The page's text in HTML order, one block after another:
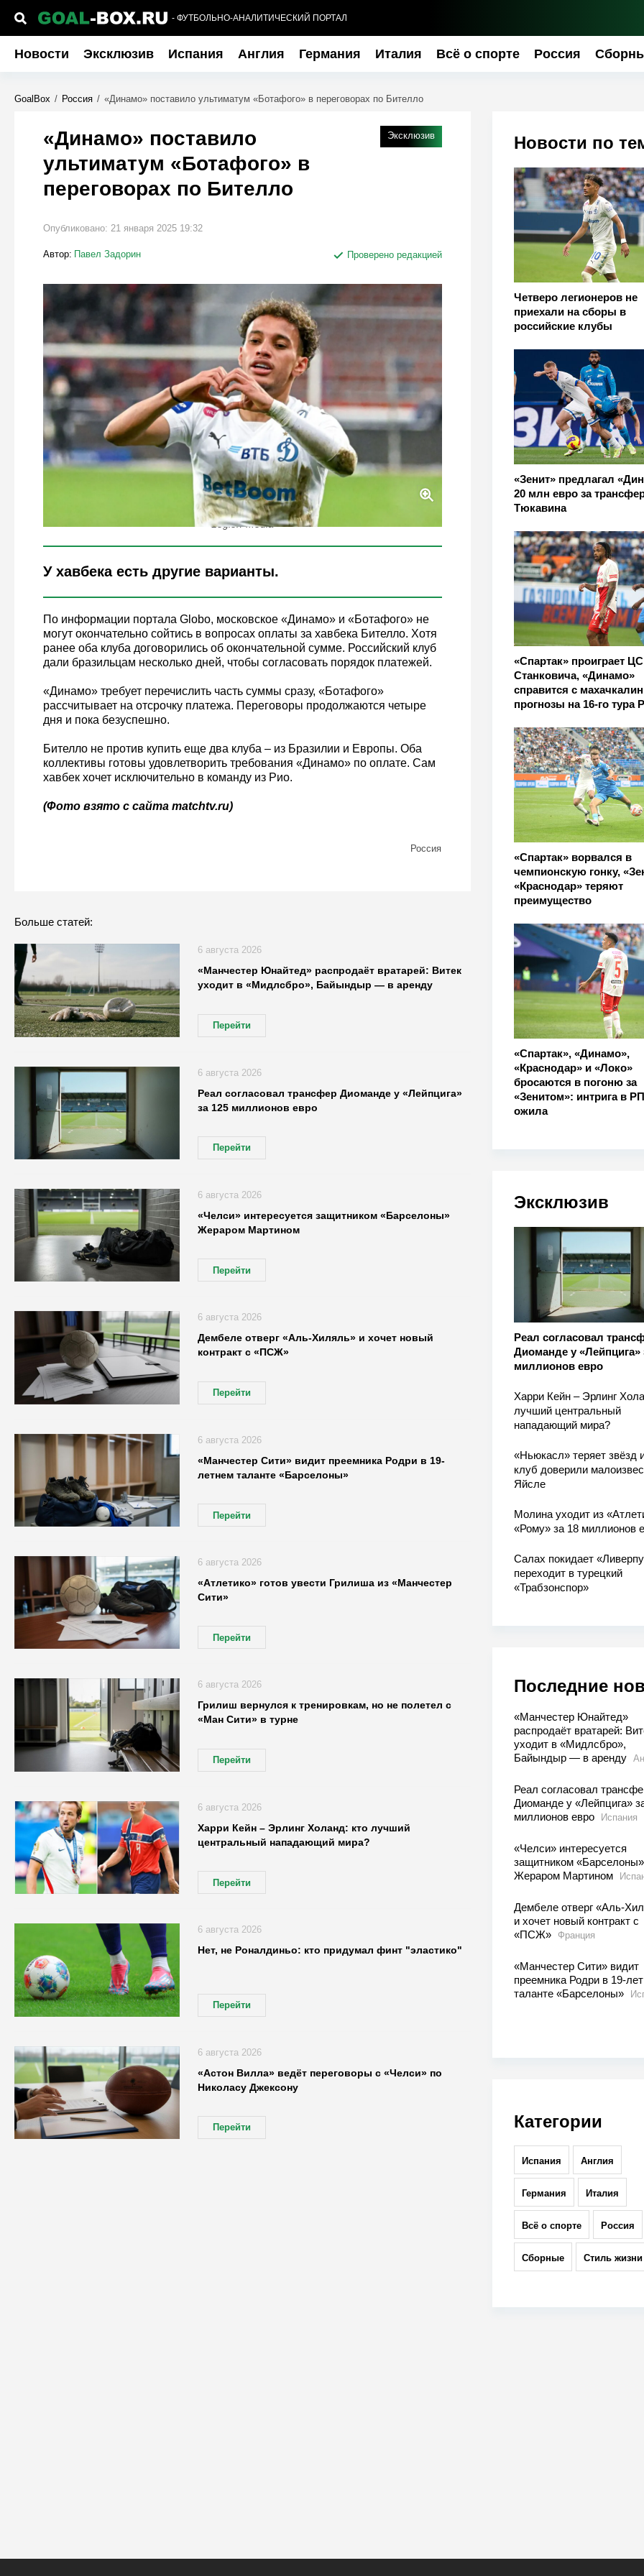
- ФУТБОЛЬНО-АНАЛИТИЧЕСКИЙ ПОРТАЛ
Новости Эксклюзив Испания Англия Германия Италия Всё о спорте Россия
GoalBox / Россия / «Динамо» поставило ультиматум «Ботафого» в переговорах по Бителло
Новости по
Четверо легионеров не
приехали на сборы в
российские клубы
«Зенит» предлагал
20 млн евро за
Тюкавина
«Спартак» проиграет
Станковича, «Динамо»
справится с
прогнозы на 16-го тура
«Спартак» ворвался в
чемпионскую гонку,
«Краснодар» теряют
преимущество
«Спартак», «Динамо»,
«Краснодар» и «Локо»
бросаются в погоню за
«Зенитом»: интрига в
ожила
Эксклюзив
Реал согласовал
Диоманде у «Лейпцига»
миллионов евро
Харри Кейн – Эрлинг
лучший центральный
нападающий мира?
«Ньюкасл» теряет звёзд
клуб доверили
Яйсле
Молина уходит из
«Рому» за 18 миллионов
Салах покидает
переходит в турецкий
«Трабзонспор»
Последние
«Манчестер Юнайтед»
распродаёт вратарей:
уходит в «Мидлсбро»,
Байындыр — в аренду
Реал согласовал
Диоманде у «Лейпцига»
миллионов евро
Испания
«Челси» интересуется
защитником «Барселоны»
Жераром Мартином
Дембеле отверг «Аль-
и хочет новый контракт с
«ПСЖ»
Франция
«Манчестер Сити» видит
преемника Родри в 19-
таланте «Барселоны»
Категории
Испания Англия
Германия Италия
Всё о спорте Россия
Сборные Стиль жизни
Эксклюзив
«Динамо» поставило
ультиматум «Ботафого» в
переговорах по Бителло
Опубликовано: 21 января 2025 19:32
Автор: Павел Задорин Проверено редакцией
Legion-Media
У хавбека есть другие варианты.
По информации портала Globo, московское «Динамо» и «Ботафого» не
могут окончательно сойтись в вопросах оплаты за хавбека Бителло. Хотя
ранее оба клуба договорились об окончательной сумме. Российский клуб
дали бразильцам несколько дней, чтобы согласовать порядок платежей.
«Динамо» требует перечислить часть суммы сразу, «Ботафого»
рассчитывает на отсрочку платежа. Переговоры продолжаются четыре
дня и пока безуспешно.
Бителло не против купить еще два клуба – из Бразилии и Европы. Оба
коллективы готовы удовлетворить требования «Динамо» по оплате. Сам
хавбек хочет исключительно в команду из Рио.
(Фото взято с сайта matchtv.ru)
Россия
Больше статей:
«Манчестер Юнайтед» распродаёт вратарей: Витек
уходит в «Мидлсбро», Байындыр — в аренду
Перейти
6 августа 2026
Реал согласовал трансфер Диоманде у «Лейпцига»
за 125 миллионов евро
Перейти
6 августа 2026
«Челси» интересуется защитником «Барселоны»
Жераром Мартином
Перейти
6 августа 2026
Дембеле отверг «Аль-Хиляль» и хочет новый
контракт с «ПСЖ»
Перейти
6 августа 2026
«Манчестер Сити» видит преемника Родри в 19-
летнем таланте «Барселоны»
Перейти
6 августа 2026
«Атлетико» готов увести Грилиша из «Манчестер
Сити»
Перейти
6 августа 2026
Грилиш вернулся к тренировкам, но не полетел с
«Ман Сити» в турне
Перейти
6 августа 2026
Харри Кейн – Эрлинг Холанд: кто лучший
центральный нападающий мира?
Перейти
6 августа 2026
Нет, не Роналдиньо: кто придумал финт "эластико"
Перейти
6 августа 2026
«Астон Вилла» ведёт переговоры с «Челси» по
Николасу Джексону
Перейти
6 августа 2026